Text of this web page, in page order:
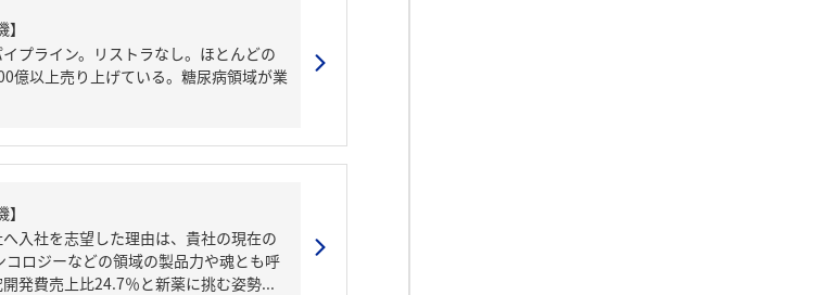
プライン。リストラなし。ほとんどの
億以上売り上げている。糖尿病領域が業
入社を志望した理由は、貴社の現在の
コロジーなどの領域の製品力や魂とも呼
発費売上比24.7％と新薬に挑む姿勢...